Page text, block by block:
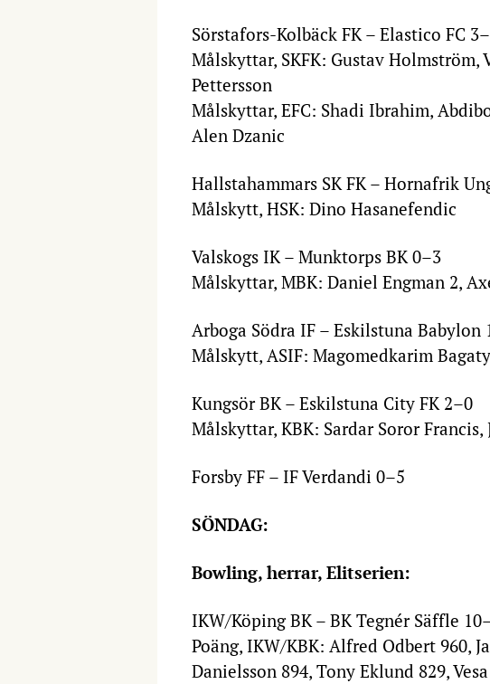
Sörstafors-Kolbäck FK – Elastico FC
Målskyttar, SKFK: Gustav
Pettersson
Målskyttar, EFC: Shadi Ibrahim,
Alen Dzanic
Hallstahammars SK FK – Hornafrik
Målskytt, HSK: Dino Hasanefendic
Valskogs IK – Munktorps BK 0–3
Målskyttar, MBK: Daniel Engman 2,
Arboga Södra IF – Eskilstuna Babylon
Målskytt, ASIF: Magomedkarim
Kungsör BK – Eskilstuna City FK 2–0
Målskyttar, KBK: Sardar Soror Francis,
Forsby FF – IF Verdandi 0–5
SÖNDAG:
Bowling, herrar, Elitserien:
IKW/Köping BK – BK Tegnér Säffle
Poäng, IKW/KBK: Alfred Odbert 960,
Danielsson 894, Tony Eklund 829,